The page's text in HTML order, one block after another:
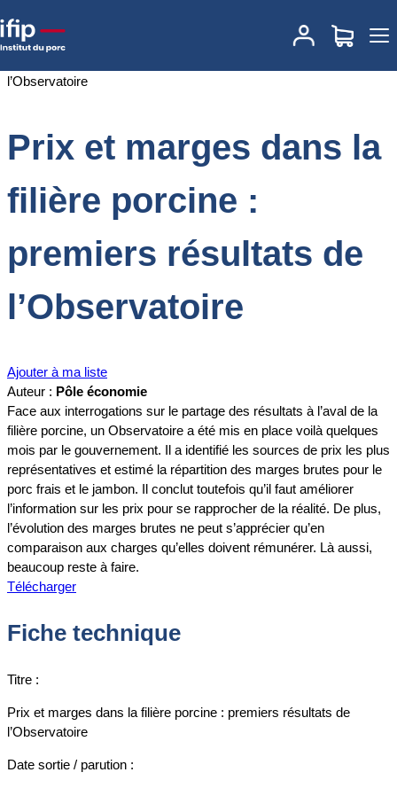
Accueil
Prix et marges dans la filière porcine :
premiers résultats de l’Observatoire
Prix et marges dans la
filière porcine :
premiers résultats de
l’Observatoire
Ajouter à ma liste
Auteur : Pôle économie
Face aux interrogations sur le partage des résultats à l’aval de la
filière porcine, un Observatoire a été mis en place voilà quelques
mois par le gouvernement. Il a identifié les sources de prix les plus
représentatives et estimé la répartition des marges brutes pour le
porc frais et le jambon. Il conclut toutefois qu’il faut améliorer
l’information sur les prix pour se rapprocher de la réalité. De plus,
l’évolution des marges brutes ne peut s’apprécier qu’en
comparaison aux charges qu’elles doivent rémunérer. Là aussi,
beaucoup reste à faire.
Télécharger
Fiche technique
Titre :
Prix et marges dans la filière porcine : premiers résultats de
l’Observatoire
Date sortie / parution :